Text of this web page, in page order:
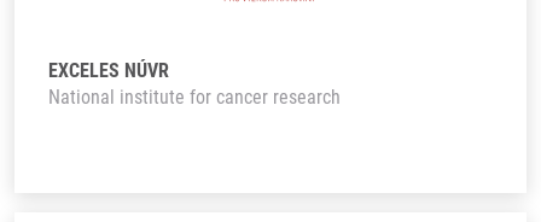
EXCELES NÚVR
National institute for cancer research